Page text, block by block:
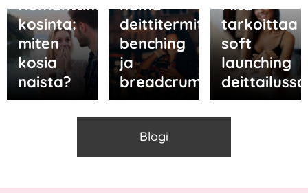
Romanttinen
kosinta:
miten
kosia
naista?
nämä
deittitermit:
benching
ja
breadcrumbing?
Mitä
tarkoittaa
soft
launching
Blogi